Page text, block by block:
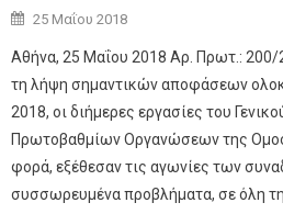
Posted on
25 Μαΐου 2018
Αθήνα, 25 Μαΐου 2018 Αρ. Πρωτ.:
τη λήψη σημαντικών αποφάσεων
2018, οι διήμερες εργασίες του
Πρωτοβαθμίων Οργανώσεων της
φορά, εξέθεσαν τις αγωνίες των
συσσωρευμένα προβλήματα, σε όλη τη